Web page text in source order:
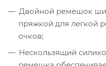
Двойной ремешок
пряжкой для легкой
очков;
Нескользящий